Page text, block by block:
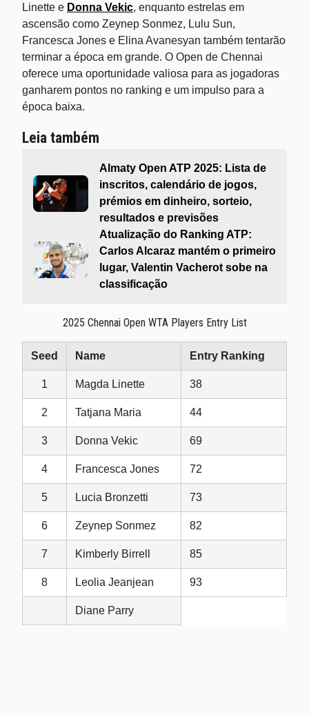
Linette e Donna Vekic, enquanto estrelas em
ascensão como Zeynep Sonmez, Lulu Sun,
Francesca Jones e Elina Avanesyan também tentarão
terminar a época em grande. O Open de Chennai
oferece uma oportunidade valiosa para as jogadoras
ganharem pontos no ranking e um impulso para a
época baixa.
Leia também
Almaty Open ATP 2025: Lista de
inscritos, calendário de jogos,
prémios em dinheiro, sorteio,
resultados e previsões
Atualização do Ranking ATP:
Carlos Alcaraz mantém o primeiro
lugar, Valentin Vacherot sobe na
classificação
2025 Chennai Open WTA Players Entry List
Seed Name Entry Ranking
1 Magda Linette 38
2 Tatjana Maria 44
3 Donna Vekic 69
4 Francesca Jones 72
5 Lucia Bronzetti 73
6 Zeynep Sonmez 82
7 Kimberly Birrell 85
8 Leolia Jeanjean 93
Diane Parry